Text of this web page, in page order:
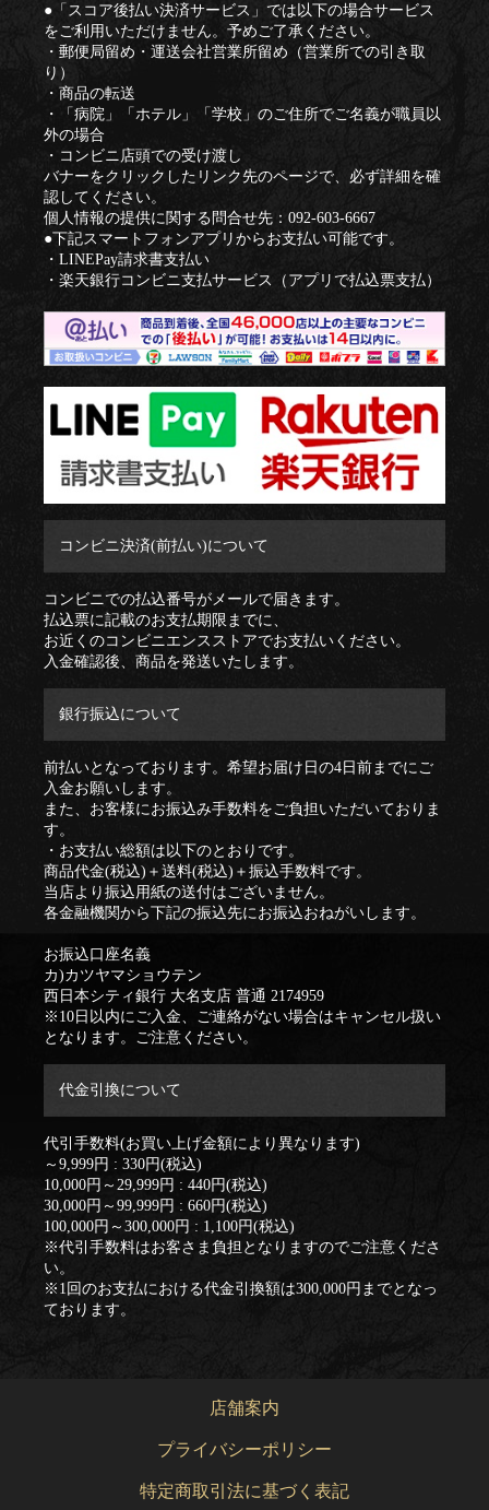
●「スコア後払い決済サービス」では以下の場合サービス
をご利用いただけません。予めご了承ください。
・郵便局留め・運送会社営業所留め（営業所での引き取
り）
・商品の転送
・「病院」「ホテル」「学校」のご住所でご名義が職員以
外の場合
・コンビニ店頭での受け渡し
バナーをクリックしたリンク先のページで、必ず詳細を確
認してください。
個人情報の提供に関する問合せ先：092-603-6667
●下記スマートフォンアプリからお支払い可能です。
・LINEPay請求書支払い
・楽天銀行コンビニ支払サービス（アプリで払込票支払）
コンビニ決済(前払い)について
コンビニでの払込番号がメールで届きます。
払込票に記載のお支払期限までに、
お近くのコンビニエンスストアでお支払いください。
入金確認後、商品を発送いたします。
銀行振込について
前払いとなっております。希望お届け日の4日前までにご
入金お願いします。
また、お客様にお振込み手数料をご負担いただいておりま
す。
・お支払い総額は以下のとおりです。
商品代金(税込)＋送料(税込)＋振込手数料です。
当店より振込用紙の送付はございません。
各金融機関から下記の振込先にお振込おねがいします。
お振込口座名義
カ)カツヤマショウテン
西日本シティ銀行 大名支店 普通 2174959
※10日以内にご入金、ご連絡がない場合はキャンセル扱い
となります。ご注意ください。
代金引換について
代引手数料(お買い上げ金額により異なります)
～9,999円 : 330円(税込)
10,000円～29,999円 : 440円(税込)
30,000円～99,999円 : 660円(税込)
100,000円～300,000円 : 1,100円(税込)
※代引手数料はお客さま負担となりますのでご注意くださ
い。
※1回のお支払における代金引換額は300,000円までとなっ
ております。
店舗案内
プライバシーポリシー
特定商取引法に基づく表記